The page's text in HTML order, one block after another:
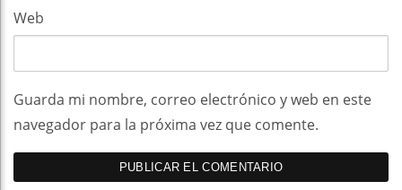
Web
Guarda mi nombre, correo electrónico y web en este
navegador para la próxima vez que comente.